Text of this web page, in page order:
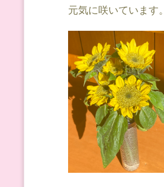
元気に咲いています。